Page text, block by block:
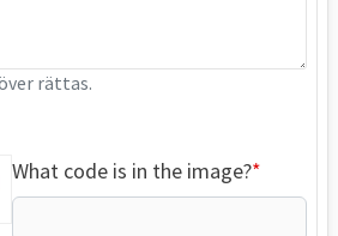
rättas.
What code is in the image?